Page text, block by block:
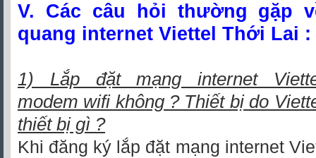
V. Các câu hỏi thường gặp
quang internet Viettel Thới Lai :
1) Lắp đặt mạng internet
modem wifi không ? Thiết bị do
thiết bị gì ?
Khi đăng ký lắp đặt mạng internet